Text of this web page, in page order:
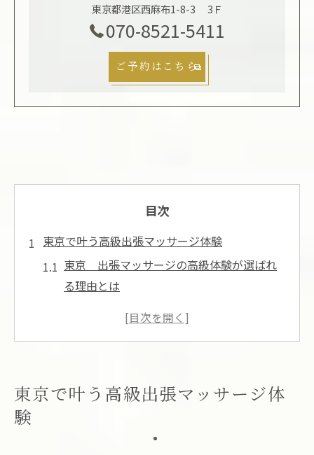
東京都港区西麻布1-8-3 3Ｆ
070-8521-5411
ご予約はこちら
目次
東京で叶う高級出張マッサージ体験
東京 出張マッサージの高級体験が選ばれ
る理由とは
東京 出張マッサージで非日常を味わう贅
心身を癒す東京 出張マッサージ体験の流
高級志向の方に最適な東京 出張マッサー
東京で叶う高級出張マッサージ体
験